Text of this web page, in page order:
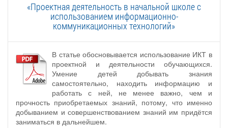
«Проектная деятельность в начальной школе с
использованием информационно-
коммуникационных технологий»
В статье обосновывается использование ИКТ в
проектной и деятельности обучающихся.
Умение детей добывать знания
самостоятельно, находить информацию и
работать с ней, не менее важно, чем и
прочность приобретаемых знаний, потому, что именно
добыванием и совершенствованием знаний им придётся
заниматься в дальнейшем.